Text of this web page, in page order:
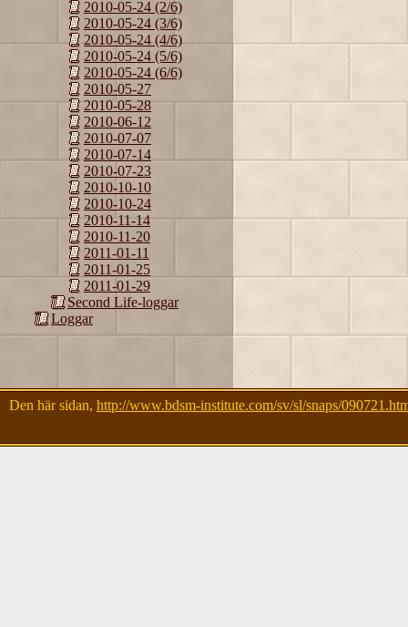
2010-05-24 (2/6)
2010-05-24 (3/6)
2010-05-24 (4/6)
2010-05-24 (5/6)
2010-05-24 (6/6)
2010-05-27
2010-05-28
2010-06-12
2010-07-07
2010-07-14
2010-07-23
2010-10-10
2010-10-24
2010-11-14
2010-11-20
2011-01-11
2011-01-25
2011-01-29
Second Life-loggar
Loggar
Den här sidan, http://www.bdsm-institute.com/sv/sl/snaps/